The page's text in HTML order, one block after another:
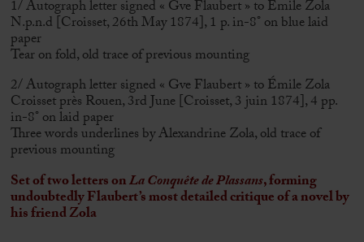
1/ Autograph letter signed « Gve Flaubert » to Émile Zola
N.p.n.d [Croisset, 26th May 1874], 1 p. in-8° on blue laid
paper
Tear on fold, old trace of previous mounting
2/ Autograph letter signed « Gve Flaubert » to Émile Zola
Croisset près Rouen, 3rd June [Croisset, 3 juin 1874], 4 pp.
in-8° on laid paper
Three words underlines by Alexandrine Zola, old trace of
previous mounting
Set of two letters onLa Conquête de Plassans, forming
undoubtedly Flaubert’s most detailed critique of a novel by
his friend Zola